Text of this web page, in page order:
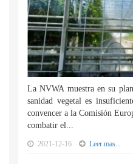
La NVWA muestra en su
sanidad vegetal es
convencer a la Comisión
combatir el...
2021-12-16 Leer mas...